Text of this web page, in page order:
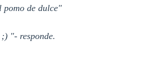
pomo de dulce"
"- responde.